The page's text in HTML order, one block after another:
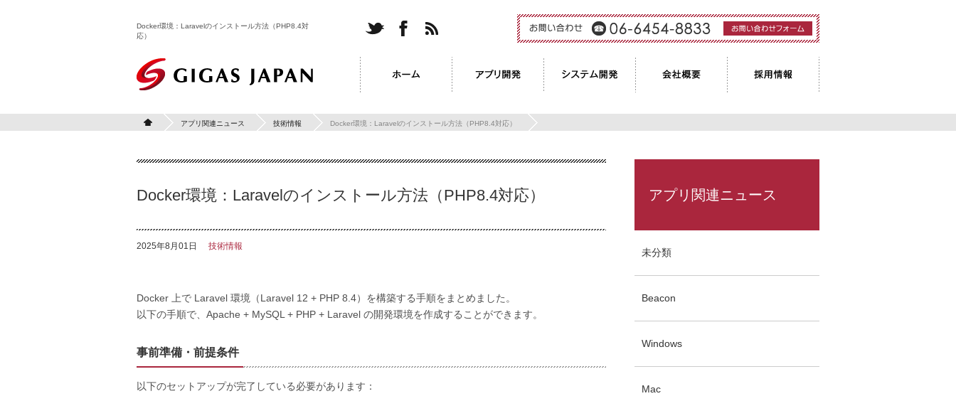
Docker環境：Laravelのインストール方法（PHP8.4対
応）
tel. 06-6454-8833
お問い合わせフォ
ーム
ホ
アプリ関連ニュース 技術情報 Docker環境：Laravelのインストール方法（PHP8.4対応）
Docker環境：Laravelのインストール方法（PHP8.4対応）
2025年8月01日 技術情報
Docker 上で Laravel 環境（Laravel 12 + PHP 8.4）を構築する手順をまとめました。
以下の手順で、Apache + MySQL + PHP + Laravel の開発環境を作成することができます。
事前準備・前提条件
以下のセットアップが完了している必要があります：
アプリ関連ニュース
未分類
Beacon
Windows
Mac